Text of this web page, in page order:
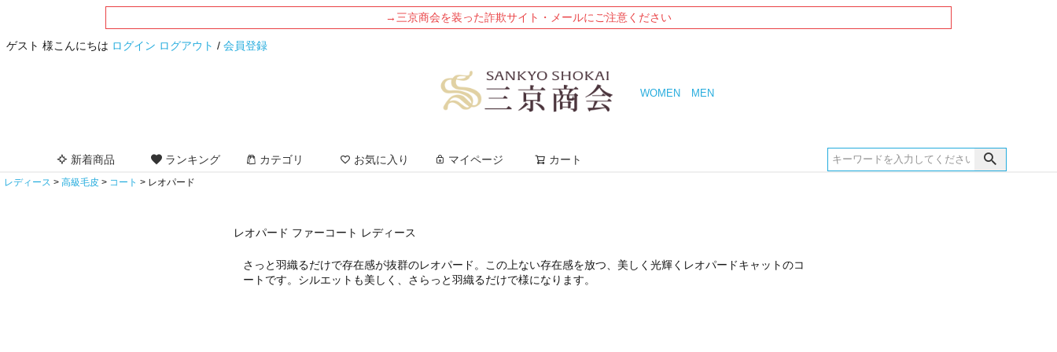
→三京商会を装った詐欺サイト・メールにご注意ください
ゲスト 様こんにちは ログイン ログアウト / 会員登録
WOMEN MEN
新着商品 ランキング カテゴリ お気に入り マイページ カート
レディース 高級毛皮 コート レオパード
レオパード ファーコート レディース
さっと羽織るだけで存在感が抜群のレオパード。この上ない存在感を放つ、美しく光輝くレオパードキャットのコ
ートです。シルエットも美しく、さらっと羽織るだけで様になります。